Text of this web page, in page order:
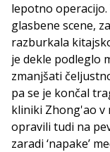
lepotno operacijo.
glasbene scene,
razburkala
je dekle podleglo
zmanjšati
pa se je končal
kliniki Zhong'ao v
opravili tudi na
zaradi ‘napake’